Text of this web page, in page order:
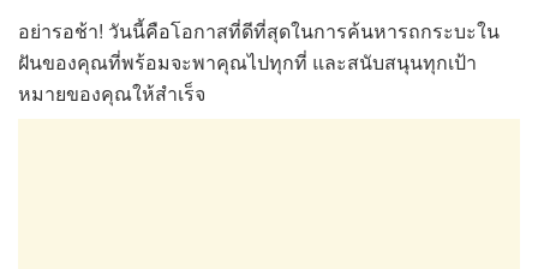
อย่ารอช้า! วันนี้คือโอกาสที่ดีที่สุดในการค้นหารถกระบะใน
ฝันของคุณที่พร้อมจะพาคุณไปทุกที่ และสนับสนุนทุกเป้า
หมายของคุณให้สำเร็จ